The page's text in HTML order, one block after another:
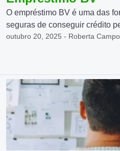
O empréstimo BV é uma das
seguras de conseguir crédito
outubro 20, 2025 - Roberta